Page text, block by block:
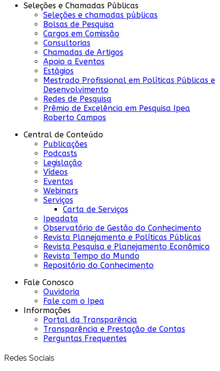
Seleções e Chamadas Públicas
Seleções e chamadas públicas
Bolsas de Pesquisa
Cargos em Comissão
Consultorias
Chamadas de Artigos
Apoio a Eventos
Estágios
Mestrado Profissional em Políticas Públicas e
Desenvolvimento
Redes de Pesquisa
Prêmio de Excelência em Pesquisa Ipea
Roberto Campos
Central de Conteúdo
Publicações
Podcasts
Legislação
Vídeos
Eventos
Webinars
Serviços
Carta de Serviços
Ipeadata
Observatório de Gestão do Conhecimento
Revista Planejamento e Políticas Públicas
Revista Pesquisa e Planejamento Econômico
Revista Tempo do Mundo
Repositório do Conhecimento
Fale Conosco
Ouvidoria
Fale com o Ipea
Informações
Portal da Transparência
Transparência e Prestação de Contas
Perguntas Frequentes
Redes Sociais